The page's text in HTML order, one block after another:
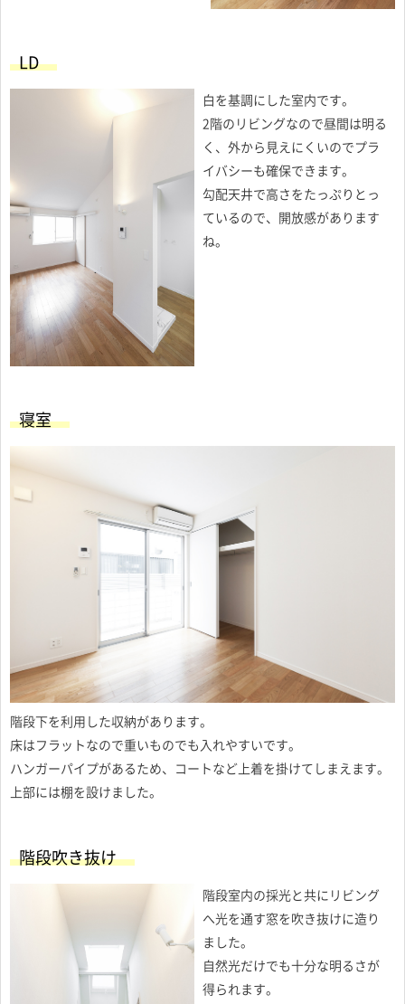
LD
白を基調にした室内です。
2階のリビングなので昼間は明る
く、外から見えにくいのでプラ
イバシーも確保できます。
勾配天井で高さをたっぷりとっ
ているので、開放感があります
ね。
寝室
階段下を利用した収納があります。
床はフラットなので重いものでも入れやすいです。
ハンガーパイプがあるため、コートなど上着を掛けてしまえます。
上部には棚を設けました。
階段吹き抜け
階段室内の採光と共にリビング
へ光を通す窓を吹き抜けに造り
ました。
自然光だけでも十分な明るさが
得られます。